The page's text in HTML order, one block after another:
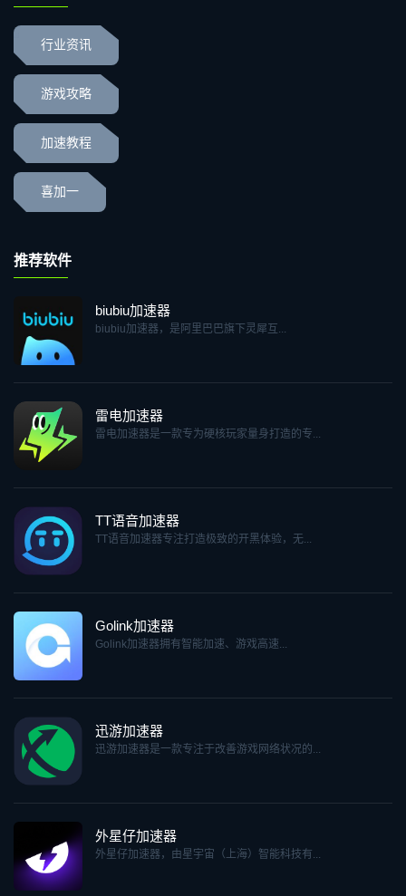
行业资讯
游戏攻略
加速教程
喜加一
推荐软件
biubiu加速器
biubiu加速器，是阿里巴巴旗下灵犀互...
雷电加速器
雷电加速器是一款专为硬核玩家量身打造的专...
TT语音加速器
TT语音加速器专注打造极致的开黑体验，无...
Golink加速器
Golink加速器拥有智能加速、游戏高速...
迅游加速器
迅游加速器是一款专注于改善游戏网络状况的...
外星仔加速器
外星仔加速器，由星宇宙（上海）智能科技有...